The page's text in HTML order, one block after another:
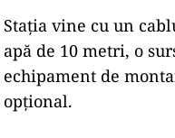
Stația vine cu un
apă de 10 metri, o
echipament de
opțional.